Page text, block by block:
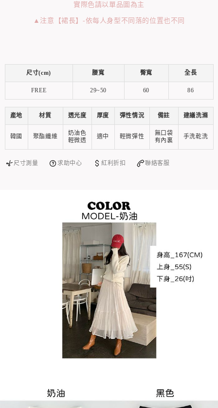
實際色請以單品圖為主
▲注意【裙長】-依每人身型不同落的位置也不同
尺寸(cm) 腰寬 臀寬 全長
FREE 29~50 60 86
產地 材質 透光度 厚度 彈性情況 備註 建議洗滌
韓國 聚酯纖維
奶油色
輕微透
適中 輕微彈性
無口袋
有內裏
手洗乾洗
尺寸測量 求助中心 紅利折扣 聯絡客服